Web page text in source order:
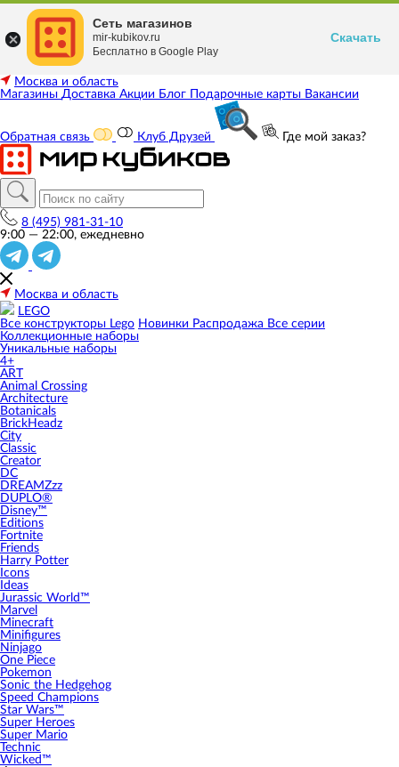
Москва и область
Магазины Доставка Акции Блог Подарочные карты Вакансии
Обратная связь Клуб Друзей Где мой заказ?
8 (495) 981-31-10
9:00 — 22:00, ежедневно
Москва и область
LEGO
Все конструкторы Lego Новинки Распродажа Все серии
Коллекционные наборы
Уникальные наборы
4+
ART
Animal Crossing
Architecture
Botanicals
BrickHeadz
City
Classic
Creator
DC
DREAMZzz
DUPLO®
Disney™
Editions
Fortnite
Friends
Harry Potter
Icons
Ideas
Jurassic World™
Marvel
Minecraft
Minifigures
Ninjago
One Piece
Pokemon
Sonic the Hedgehog
Speed Champions
Star Wars™
Super Heroes
Super Mario
Technic
Wicked™
Сеть магазинов
mir-kubikov.ru
Бесплатно в Google Play
Скачать